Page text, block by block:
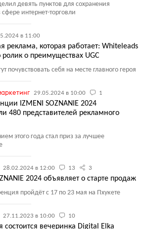
девять пунктов для сохранения
интернет-торговли
в 11:00
реклама, которая работает: Whiteleads
ролик о преимуществах UGC
почувствовать себя на месте главного героя
29.05.2024 в 10:00 1
IZMENI SOZNANIE 2024
480 представителей рекламного
этого года стал приз за лучшее
28.02.2024 в 12:00 13 3
2024 объявляет о старте продаж
пройдёт с 17 по 23 мая на Пхукете
27.11.2023 в 10:00 10
состоится вечеринка Digital Elka